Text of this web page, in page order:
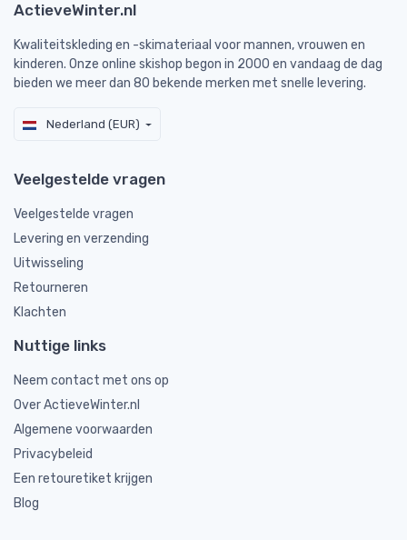
ActieveWinter.nl
Kwaliteitskleding en -skimateriaal voor mannen, vrouwen en
kinderen. Onze online skishop begon in 2000 en vandaag de dag
bieden we meer dan 80 bekende merken met snelle levering.
Nederland (EUR)
Veelgestelde vragen
Veelgestelde vragen
Levering en verzending
Uitwisseling
Retourneren
Klachten
Nuttige links
Neem contact met ons op
Over ActieveWinter.nl
Algemene voorwaarden
Privacybeleid
Een retouretiket krijgen
Blog